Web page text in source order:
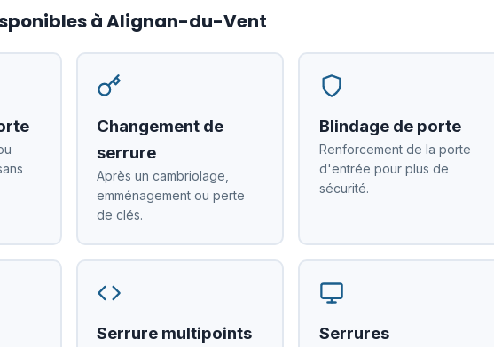
à Alignan-du-Vent
Changement de
serrure
Après un cambriolage,
emménagement ou perte
de clés.
Blindage de porte
Renforcement de la porte
d'entrée pour plus de
sécurité.
Serrure multipoints
Serrures